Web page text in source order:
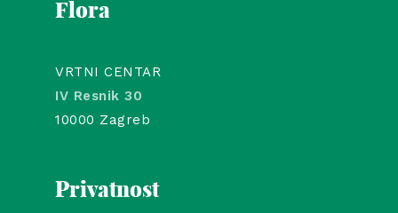
Flora
VRTNI CENTAR
IV Resnik 30
10000 Zagreb
Privatnost